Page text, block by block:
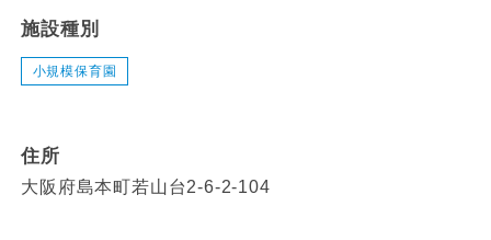
施設種別
小規模保育園
住所
大阪府島本町若山台2-6-2-104